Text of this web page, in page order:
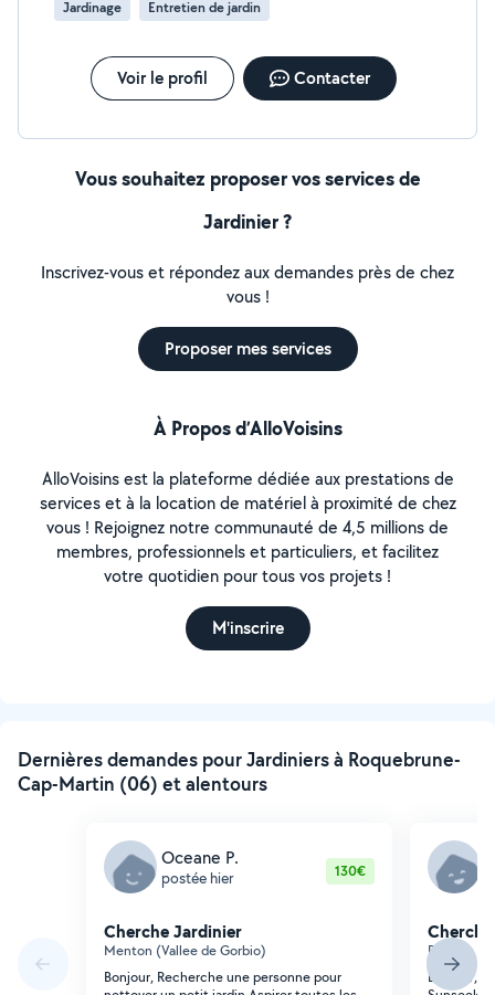
sérieux et la qualité de travail. N hésitez pas à me
Jardinage Entretien de jardin
Voir le profil Contacter
Vous souhaitez proposer vos services de
Jardinier ?
Inscrivez-vous et répondez aux demandes près de chez
vous !
Proposer mes services
À Propos d’AlloVoisins
AlloVoisins est la plateforme dédiée aux prestations de
services et à la location de matériel à proximité de chez
vous ! Rejoignez notre communauté de 4,5 millions de
membres, professionnels et particuliers, et facilitez
votre quotidien pour tous vos projets !
M'inscrire
Dernières demandes pour Jardiniers à Roquebrune-
Cap-Martin (06) et alentours
Oceane P.
postée hier 130€
Cherche Jardinier
Menton (Vallee de Gorbio)
Bonjour, Recherche une personne pour
Peille
Bonjour,